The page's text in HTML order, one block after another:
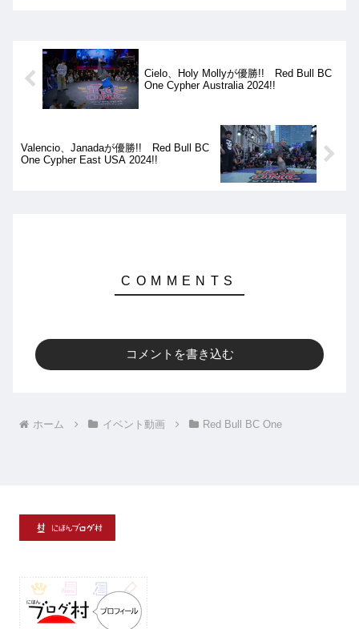
Cielo、Holy Mollyが優勝!! Red Bull BC
One Cypher Australia 2024!!
Valencio、Janadaが優勝!! Red Bull BC
One Cypher East USA 2024!!
コメントを書き込む
ホーム イベント動画 Red Bull BC One